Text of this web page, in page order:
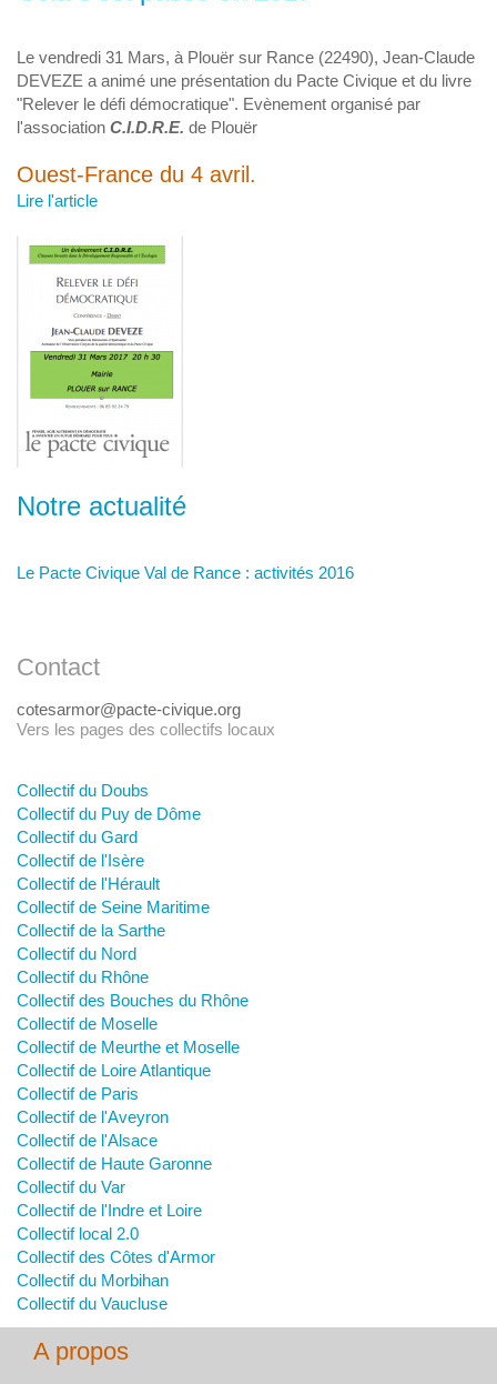
Le vendredi 31 Mars, à Plouër sur Rance (22490), Jean-Claude
DEVEZE a animé une présentation du Pacte Civique et du livre
"Relever le défi démocratique". Evènement organisé par
l'association C.I.D.R.E. de Plouër
Ouest-France du 4 avril.
Lire l'article
Notre actualité
Le Pacte Civique Val de Rance : activités 2016
Contact
cotesarmor@pacte-civique.org
Vers les pages des collectifs locaux
Collectif du Doubs
Collectif du Puy de Dôme
Collectif du Gard
Collectif de l'Isère
Collectif de l'Hérault
Collectif de Seine Maritime
Collectif de la Sarthe
Collectif du Nord
Collectif du Rhône
Collectif des Bouches du Rhône
Collectif de Moselle
Collectif de Meurthe et Moselle
Collectif de Loire Atlantique
Collectif de Paris
Collectif de l'Aveyron
Collectif de l'Alsace
Collectif de Haute Garonne
Collectif du Var
Collectif de l'Indre et Loire
Collectif local 2.0
Collectif des Côtes d'Armor
Collectif du Morbihan
Collectif du Vaucluse
A propos